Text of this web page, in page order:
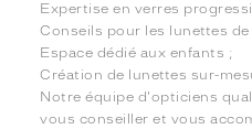
Expertise en verres
Conseils pour les lunettes de
Espace dédié aux enfants ;
Création de lunettes sur-
Notre équipe d'opticiens
vous conseiller et vous